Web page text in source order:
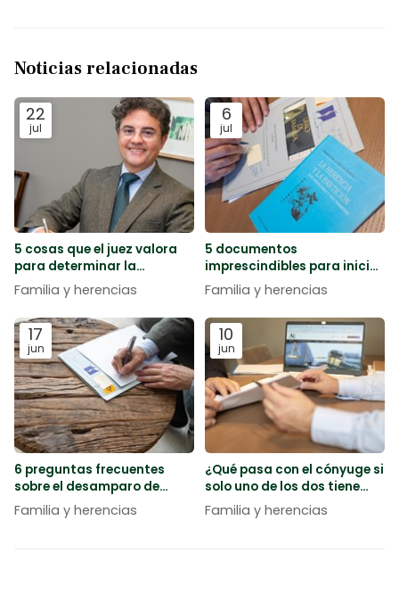
Noticias relacionadas
22
jul
5 cosas que el juez valora
para determinar la
custodia de los hijos
Familia y herencias
6
jul
5 documentos
imprescindibles para iniciar
los trámites de una
herencia
Familia y herencias
17
jun
6 preguntas frecuentes
sobre el desamparo de
menores
Familia y herencias
10
jun
¿Qué pasa con el cónyuge si
solo uno de los dos tiene
deudas?
Familia y herencias